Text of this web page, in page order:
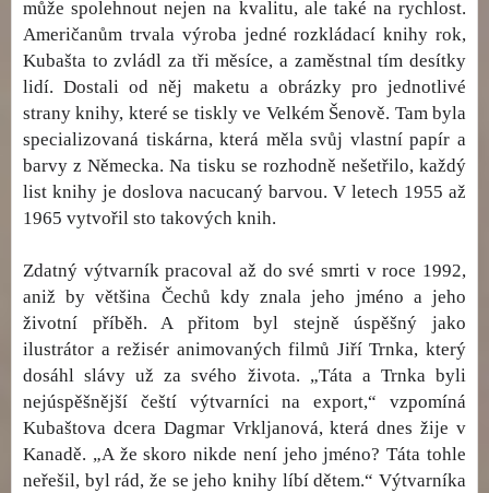
může spolehnout nejen na kvalitu, ale také na rychlost.
Američanům trvala výroba jedné rozkládací knihy rok,
Kubašta to zvládl za tři měsíce, a zaměstnal tím desítky
lidí. Dostali od něj maketu a obrázky pro jednotlivé
strany knihy, které se tiskly ve Velkém Šenově. Tam byla
specializovaná tiskárna, která měla svůj vlastní papír a
barvy z Německa. Na tisku se rozhodně nešetřilo, každý
list knihy je doslova nacucaný barvou. V letech 1955 až
1965 vytvořil sto takových knih.
Zdatný výtvarník pracoval až do své smrti v roce 1992,
aniž by většina Čechů kdy znala jeho jméno a jeho
životní příběh. A přitom byl stejně úspěšný jako
ilustrátor a režisér animovaných filmů Jiří Trnka, který
dosáhl slávy už za svého života. „Táta a Trnka byli
nejúspěšnější čeští výtvarníci na export,“ vzpomíná
Kubaštova dcera Dagmar Vrkljanová, která dnes žije v
Kanadě. „A že skoro nikde není jeho jméno? Táta tohle
neřešil, byl rád, že se jeho knihy líbí dětem.“ Výtvarníka